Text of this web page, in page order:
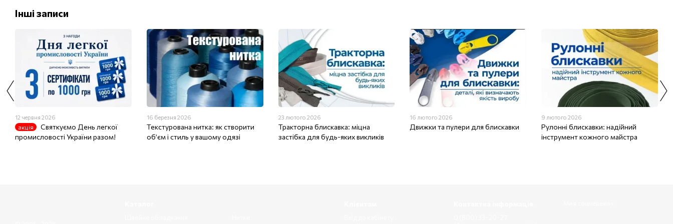
Інші записи
12 червня 2026
акція
Святкуємо День легкої
промисловості України разом!
16 березня 2026
Текстурована нитка: як створити
об’єм і стиль у вашому одязі
23 лютого 2026
Тракторна блискавка: міцна
застібка для будь-яких викликів
16 лютого 2026
Движки та пулери для блискавки
9 лютого 2026
Рулонні блискавки: надійний
інструмент кожного майстра